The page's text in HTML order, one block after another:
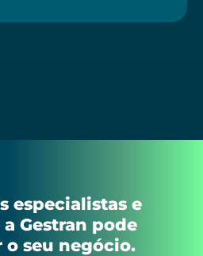
especialistas e
Gestran pode
seu negócio.